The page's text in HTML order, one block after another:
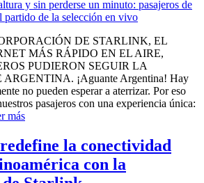
DE STARLINK, EL
MÁS RÁPIDO EN EL AIRE,
PUDIERON SEGUIR LA
¡Aguante Argentina! Hay
no pueden esperar a aterrizar. Por eso
pasajeros con una experiencia única:
más
la conectividad
con la